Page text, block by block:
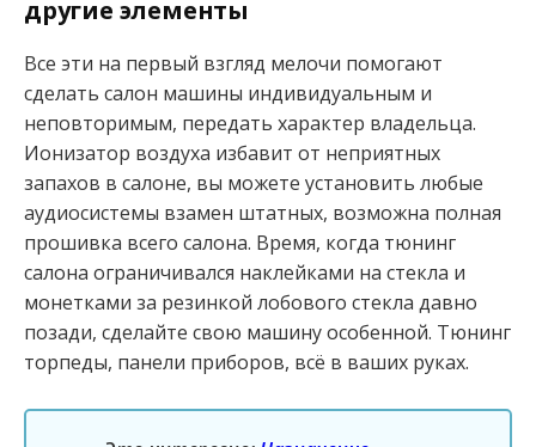
другие элементы
Все эти на первый взгляд мелочи помогают
сделать салон машины индивидуальным и
неповторимым, передать характер владельца.
Ионизатор воздуха избавит от неприятных
запахов в салоне, вы можете установить любые
аудиосистемы взамен штатных, возможна полная
прошивка всего салона. Время, когда тюнинг
салона ограничивался наклейками на стекла и
монетками за резинкой лобового стекла давно
позади, сделайте свою машину особенной. Тюнинг
торпеды, панели приборов, всё в ваших руках.